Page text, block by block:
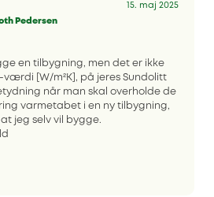
Pedersen
15. maj 2025
en tilbygning, men det er ikke
værdi [W/m²K], på jeres Sundolitt
når man skal overholde de
varmetabet i en ny tilbygning,
jeg selv vil bygge.